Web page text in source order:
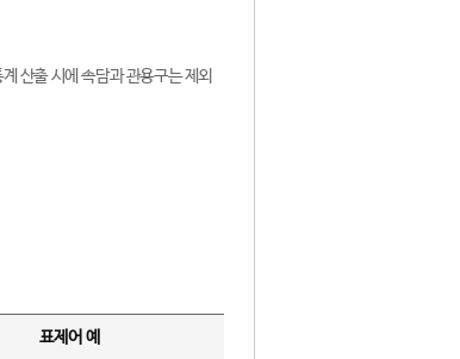
산출 시에 속담과 관용구는 제외
표제어 예